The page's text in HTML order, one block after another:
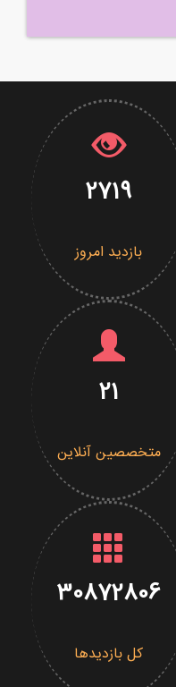
2719
بازدید امروز
21
متخصصین آنلاین
30872806
کل بازدیدها